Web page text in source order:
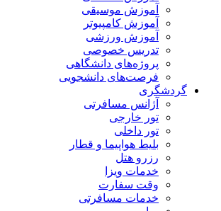
آموزش موسیقی
آموزش کامپیوتر
آموزش ورزشی
تدریس خصوصی
پروژه‌های دانشگاهی
فرصت‌های دانشجویی
گردشگری
آژانس مسافرتی
تور خارجی
تور داخلی
بلیط هواپیما و قطار
رزرو هتل
خدمات ویزا
وقت سفارت
خدمات مسافرتی